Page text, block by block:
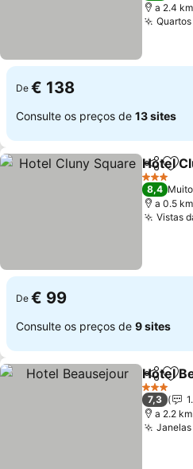
a 2.4
De € 138
Consulte os preços de 13 sites
Partilhar
Hotel
3 Estrelas
8,4
a 0.5
Vistas
De € 99
Consulte os preços de 9 sites
Partilhar
Hotel
3 Estrelas
7,3
a 2.2
Janelas